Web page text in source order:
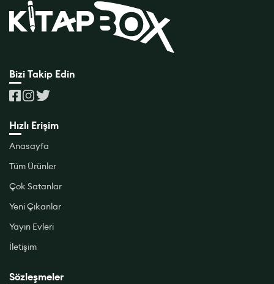
Bizi Takip Edin
Hızlı Erişim
Anasayfa
Tüm Ürünler
Çok Satanlar
Yeni Çıkanlar
Yayın Evleri
İletişim
Sözleşmeler